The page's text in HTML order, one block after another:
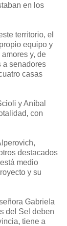
en los
territorio, el
equipo y
y, de
a senadores
casas
y Aníbal
con
destacados
medio
y su
Gabriela
del Sel deben
tiene a